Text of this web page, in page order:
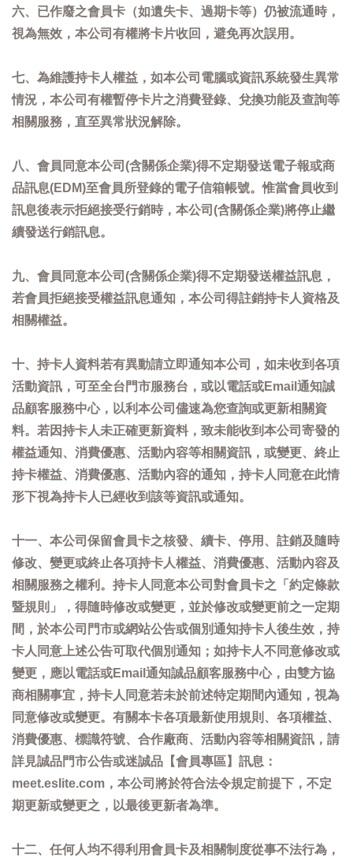
六、已作廢之會員卡（如遺失卡、過期卡等）仍被流通時，
視為無效，本公司有權將卡片收回，避免再次誤用。
七、為維護持卡人權益，如本公司電腦或資訊系統發生異常
情況，本公司有權暫停卡片之消費登錄、兌換功能及查詢等
相關服務，直至異常狀況解除。
八、會員同意本公司(含關係企業)得不定期發送電子報或商
品訊息(EDM)至會員所登錄的電子信箱帳號。惟當會員收到
訊息後表示拒絕接受行銷時，本公司(含關係企業)將停止繼
續發送行銷訊息。
九、會員同意本公司(含關係企業)得不定期發送權益訊息，
若會員拒絕接受權益訊息通知，本公司得註銷持卡人資格及
相關權益。
十、持卡人資料若有異動請立即通知本公司，如未收到各項
活動資訊，可至全台門市服務台，或以電話或Email通知誠
品顧客服務中心，以利本公司儘速為您查詢或更新相關資
料。若因持卡人未正確更新資料，致未能收到本公司寄發的
權益通知、消費優惠、活動內容等相關資訊，或變更、終止
持卡權益、消費優惠、活動內容的通知，持卡人同意在此情
形下視為持卡人已經收到該等資訊或通知。
十一、本公司保留會員卡之核發、續卡、停用、註銷及隨時
修改、變更或終止各項持卡人權益、消費優惠、活動內容及
相關服務之權利。持卡人同意本公司對會員卡之「約定條款
暨規則」，得隨時修改或變更，並於修改或變更前之一定期
間，於本公司門市或網站公告或個別通知持卡人後生效，持
卡人同意上述公告可取代個別通知；如持卡人不同意修改或
變更，應以電話或Email通知誠品顧客服務中心，由雙方協
商相關事宜，持卡人同意若未於前述特定期間內通知，視為
同意修改或變更。有關本卡各項最新使用規則、各項權益、
消費優惠、標識符號、合作廠商、活動內容等相關資訊，請
詳見誠品門市公告或迷誠品【會員專區】訊息：
meet.eslite.com，本公司將於符合法令規定前提下，不定
期更新或變更之，以最後更新者為準。
十二、任何人均不得利用會員卡及相關制度從事不法行為，